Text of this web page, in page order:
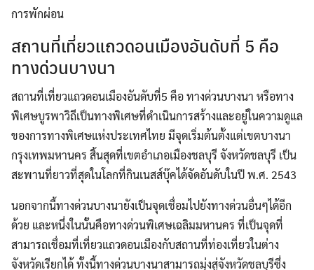
การพักผ่อน
สถานที่เที่ยวแถวดอนเมืองอันดับที่ 5 คือ
ทางด่วนบางนา
สถานที่เที่ยวแถวดอนเมืองอันดับที่5 คือ ทางด่วนบางนา หรือทาง
พิเศษบูรพาวิถีเป็นทางพิเศษที่ดำเนินการสร้างและอยู่ในความดูแล
ของการทางพิเศษแห่งประเทศไทย มีจุดเริ่มต้นตั้งแต่เขตบางนา
กรุงเทพมหานคร สิ้นสุดที่เขตอำเภอเมืองชลบุรี จังหวัดชลบุรี เป็น
สะพานที่ยาวที่สุดในโลกที่กินเนสส์บุ๊คได้จัดอันดับในปี พ.ศ. 2543
นอกจากนี้ทางด่วนบางนายังเป็นจุดเชื่อมไปยังทางด่วนอื่นๆได้อีก
ด้วย และหนึ่งในนั้นคือทางด่วนพิเศษเฉลิมมหานคร ที่เป็นจุดที่
สามารถเชื่อมที่เที่ยวแถวดอนเมืองกับสถานที่ท่องเที่ยวในต่าง
จังหวัดเรียกได้ ทั้งนี้ทางด่วนบางนาสามารถมุ่งสู่จังหวัดชลบุรีซึ่ง